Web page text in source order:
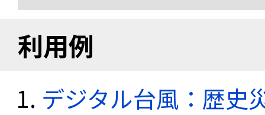
利用例
デジタル台風：歴史